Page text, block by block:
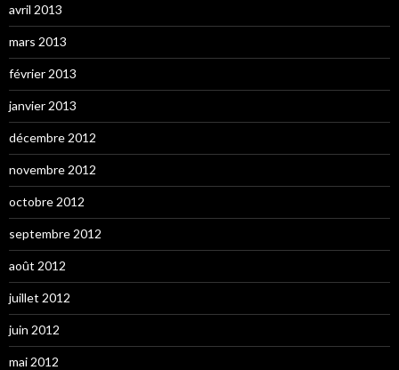
avril 2013
mars 2013
février 2013
janvier 2013
décembre 2012
novembre 2012
octobre 2012
septembre 2012
août 2012
juillet 2012
juin 2012
mai 2012